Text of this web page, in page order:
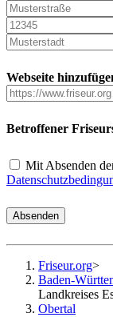
Webseite
Betroffener
Mit Absenden
Absenden
Friseur.org>
Baden-
Landkreises
Obertal